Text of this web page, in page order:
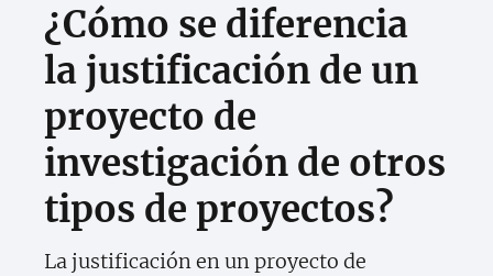
¿Cómo se diferencia
la justificación de un
proyecto de
investigación de otros
tipos de proyectos?
La justificación en un proyecto de